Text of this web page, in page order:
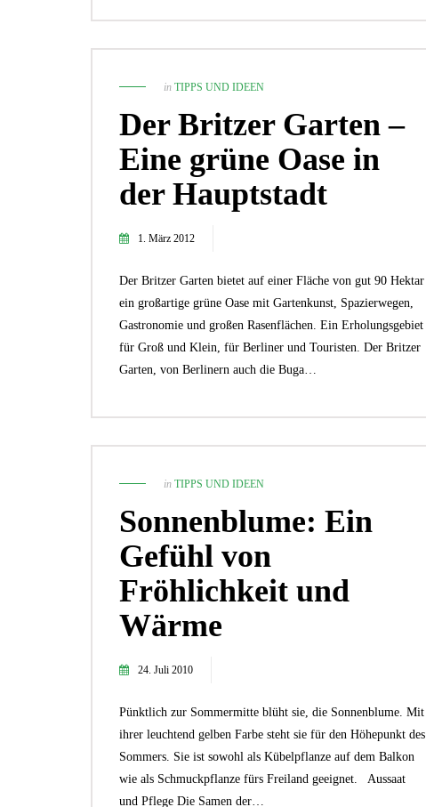
in TIPPS UND IDEEN
Der Britzer Garten –
Eine grüne Oase in
der Hauptstadt
1. März 2012
Der Britzer Garten bietet auf einer Fläche von gut 90 Hektar
ein großartige grüne Oase mit Gartenkunst, Spazierwegen,
Gastronomie und großen Rasenflächen. Ein Erholungsgebiet
für Groß und Klein, für Berliner und Touristen. Der Britzer
Garten, von Berlinern auch die Buga…
in TIPPS UND IDEEN
Sonnenblume: Ein
Gefühl von
Fröhlichkeit und
Wärme
24. Juli 2010
Pünktlich zur Sommermitte blüht sie, die Sonnenblume. Mit
ihrer leuchtend gelben Farbe steht sie für den Höhepunkt des
Sommers. Sie ist sowohl als Kübelpflanze auf dem Balkon
wie als Schmuckpflanze fürs Freiland geeignet. Aussaat
und Pflege Die Samen der…